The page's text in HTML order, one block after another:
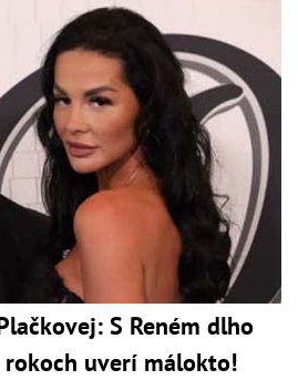
S Reném dlho
uverí málokto!